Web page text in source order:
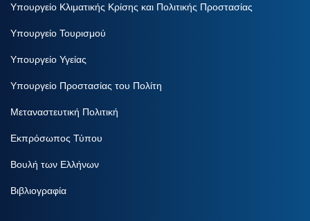
Υπουργείο Κλιματικής Κρίσης και Πολιτικής Προστασίας
Υπουργείο Τουρισμού
Υπουργείο Υγείας
Υπουργείο Προστασίας του Πολίτη
Μεταναστευτική Πολιτική
Εκπρόσωπος Τύπου
Βουλή των Ελλήνων
Βιβλιογραφία